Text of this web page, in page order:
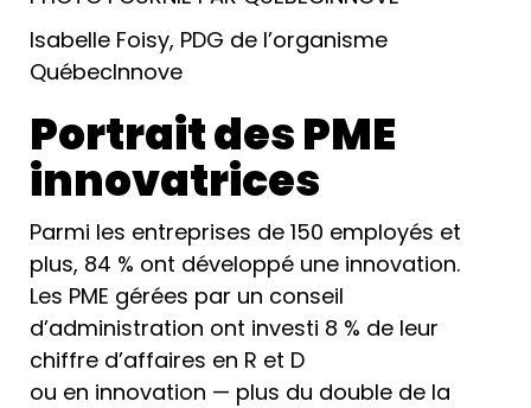
Isabelle Foisy, PDG de l’organisme
QuébecInnove
Portrait des PME
innovatrices
Parmi les entreprises de 150 employés et
plus, 84 % ont développé une innovation.
Les PME gérées par un conseil
d’administration ont investi 8 % de leur
chiffre d’affaires en R et D
ou en innovation — plus du double de la